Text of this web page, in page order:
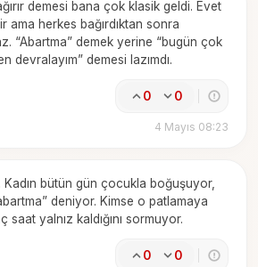
demesi bana çok klasik geldi. Evet
ama herkes bağırdıktan sonra
“Abartma” demek yerine “bugün çok
devralayım” demesi lazımdı.
0 0
4 Mayıs 08:23
bütün gün çocukla boğuşuyor,
deniyor. Kimse o patlamaya
saat yalnız kaldığını sormuyor.
0 0